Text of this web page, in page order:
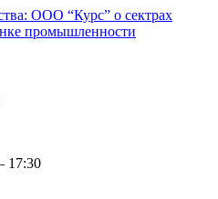
ООО “Курс” о сектрах
промышленности
17:30